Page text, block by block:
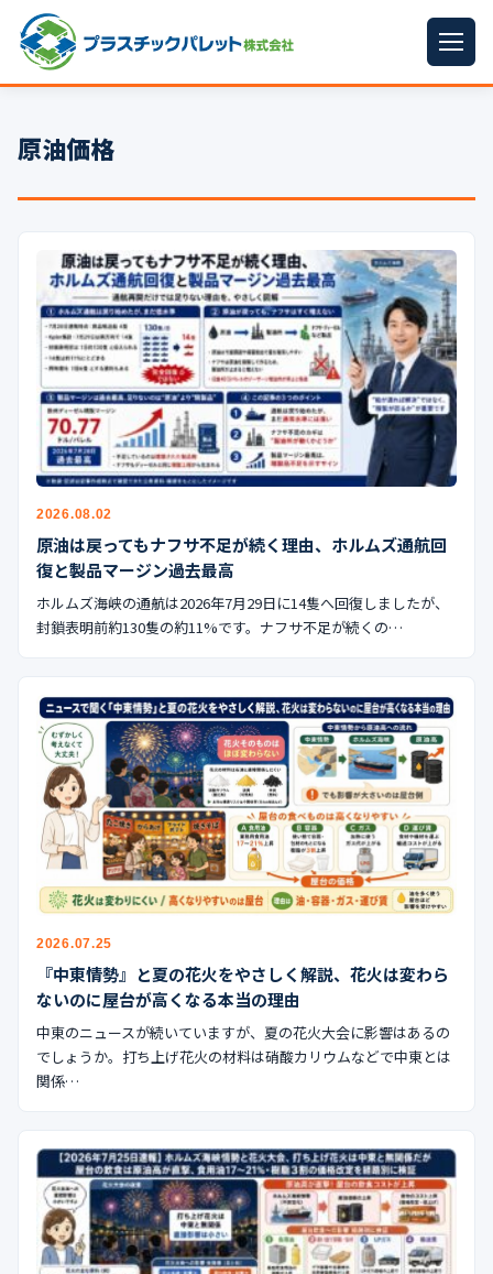
パレットサイズ
プラパレット ▼
コンテナ ▼
中古パレット
再生原料 ▼
梱包資材 ▼
イラン情勢まとめ
公式ブログ
会社案内
🇺🇸🇰🇷🇹🇼🇻🇳
原油価格
2026.08.02
原油は戻ってもナフサ不足が続く理由、ホルムズ通航回
復と製品マージン過去最高
ホルムズ海峡の通航は2026年7月29日に14隻へ回復しましたが、
封鎖表明前約130隻の約11%です。ナフサ不足が続くの…
2026.07.25
『中東情勢』と夏の花火をやさしく解説、花火は変わら
ないのに屋台が高くなる本当の理由
中東のニュースが続いていますが、夏の花火大会に影響はあるの
でしょうか。打ち上げ花火の材料は硝酸カリウムなどで中東とは
関係…